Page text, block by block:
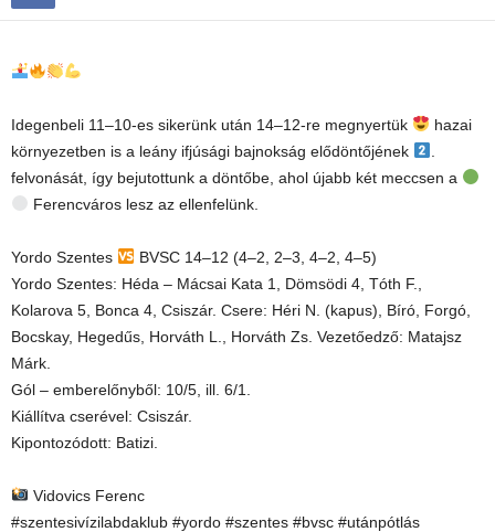
Idegenbeli 11–10-es sikerünk után 14–12-re megnyertük
hazai
környezetben is a leány ifjúsági bajnokság elődöntőjének
felvonását, így bejutottunk a döntőbe, ahol újabb két meccsen a
Ferencváros lesz az ellenfelünk.
Yordo Szentes
BVSC 14–12 (4–2, 2–3, 4–2, 4–5)
Yordo Szentes: Héda – Mácsai Kata 1, Dömsödi 4, Tóth F.,
Kolarova 5, Bonca 4, Csiszár. Csere: Héri N. (kapus), Bíró, Forgó,
Bocskay, Hegedűs, Horváth L., Horváth Zs. Vezetőedző: Matajsz
Márk.
Gól – emberelőnyből: 10/5, ill. 6/1.
Kiállítva cserével: Csiszár.
Kipontozódott: Batizi.
Vidovics Ferenc
#szentesivízilabdaklub #yordo #szentes #bvsc #utánpótlás